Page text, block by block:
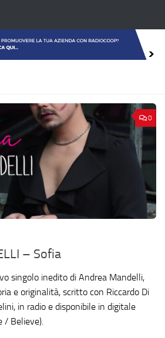
0
– Sofia
singolo inedito di Andrea Mandelli,
e originalità, scritto con Riccardo Di
in radio e disponibile in digitale
/ Believe).